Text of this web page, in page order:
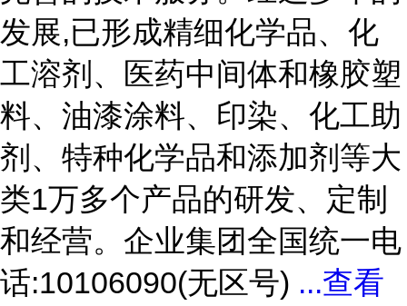
发展,已形成精细化学品、化
工溶剂、医药中间体和橡胶塑
料、油漆涂料、印染、化工助
剂、特种化学品和添加剂等大
类1万多个产品的研发、定制
和经营。企业集团全国统一电
话:10106090(无区号) ...查看